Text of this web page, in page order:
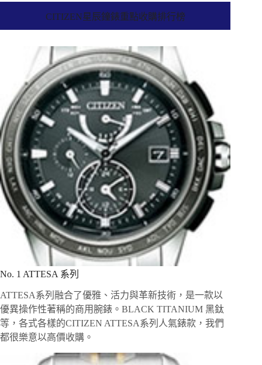
CITIZEN星辰鐘錶重點收購排行榜
No. 1 ATTESA 系列
ATTESA系列融合了優雅、活力與革新技術，是一款以
優異操作性著稱的商用腕錶。BLACK TITANIUM 黑鈦
等，各式各樣的CITIZEN ATTESA系列人氣錶款，我們
都很樂意以高價收購。